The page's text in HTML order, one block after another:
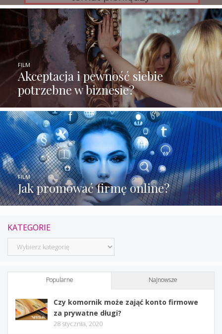
Akceptacja i pewność siebie
potrzebne w biznesie?
FILM
Jak promować firmę online?
FILM
KATEGORIE
Kategorie
Popularne Najnowsze
Czy komornik może zająć konto firmowe
za prywatne długi?
28 stycznia, 2020